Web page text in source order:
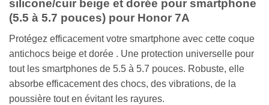
silicone/cuir beige et dorée pour smartphone
(5.5 à 5.7 pouces) pour Honor 7A
Protégez efficacement votre smartphone avec cette coque
antichocs beige et dorée . Une protection universelle pour
tout les smartphones de 5.5 à 5.7 pouces. Robuste, elle
absorbe efficacement des chocs, des vibrations, de la
poussière tout en évitant les rayures.